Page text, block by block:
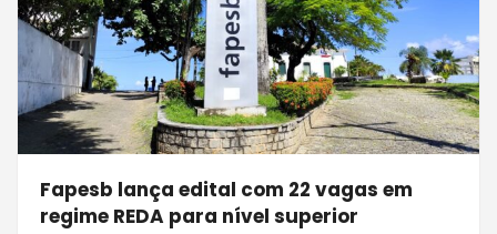
Fapesb lança edital com 22 vagas em
regime REDA para nível superior